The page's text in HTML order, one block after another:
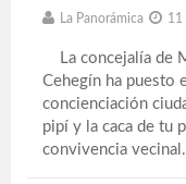
La Panorámica 11
La concejalía de
Cehegín ha puesto
concienciación
pipí y la caca de tu
convivencia